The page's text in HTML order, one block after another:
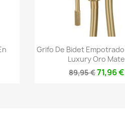
Vista rápida
Grifo De Bidet
Luxury Oro Mate
89,95 €71,96 €